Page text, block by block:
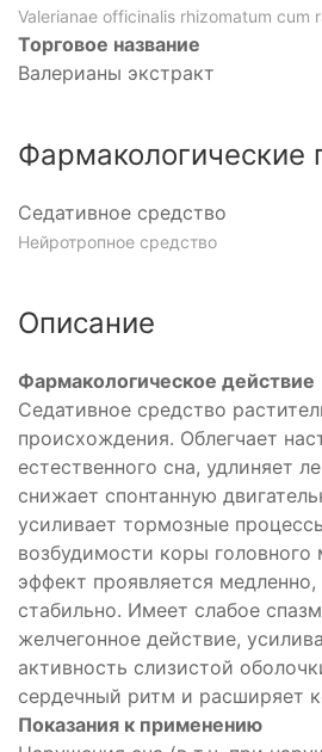
Valerianae officinalis rhizomatum cum
Торговое название
Валерианы экстракт
Фармакологические
Седативное средство
Нейротропное средство
Описание
Фармакологическое действие
Седативное средство
происхождения. Облегчает
естественного сна, удлиняет
снижает спонтанную
усиливает тормозные
возбудимости коры головного
эффект проявляется
стабильно. Имеет слабое
желчегонное действие,
активность слизистой
сердечный ритм и расширяет
Показания к применению